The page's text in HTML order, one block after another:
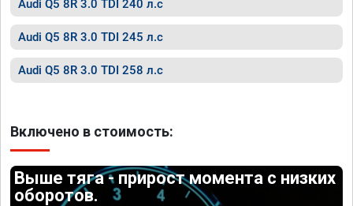
Audi Q5 8R 3.0 TDI 240 л.с
Audi Q5 8R 3.0 TDI 245 л.с
Audi Q5 8R 3.0 TDI 258 л.с
Включено в стоимость:
Выше тяга - прирост момента с низких
оборотов.